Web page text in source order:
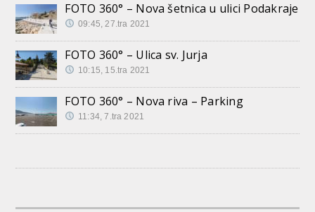
FOTO 360° – Nova šetnica u ulici Podakraje
09:45, 27.tra 2021
FOTO 360° – Ulica sv. Jurja
10:15, 15.tra 2021
FOTO 360° – Nova riva – Parking
11:34, 7.tra 2021